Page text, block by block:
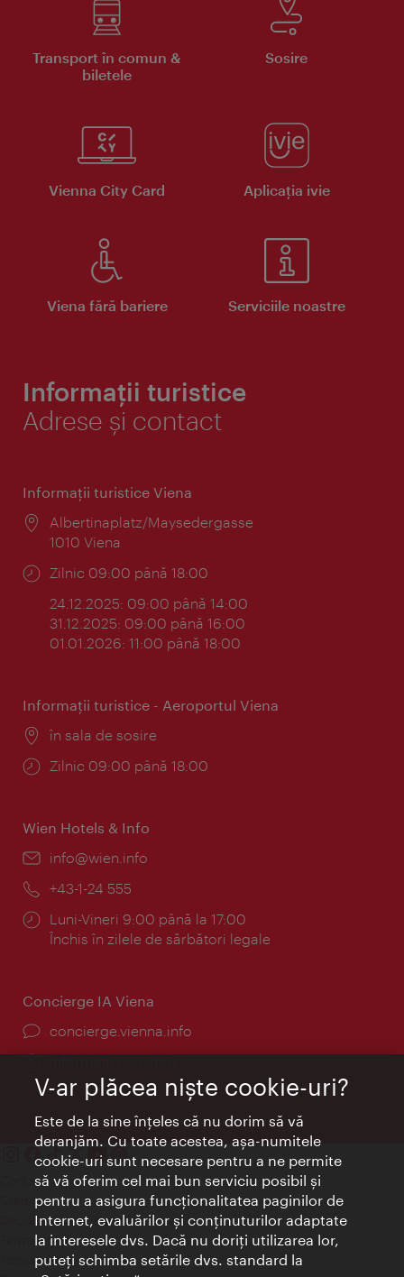
Transport în comun &
biletele
Sosire
Vienna City Card Aplicaţia ivie
Viena fără bariere Serviciile noastre
Informații turistice
Adrese și contact
Informaţii turistice Viena
Locul:
Albertinaplatz/Maysedergasse
1010 Viena
Program:
Zilnic 09:00 până 18:00
24.12.2025: 09:00 până 14:00
31.12.2025: 09:00 până 16:00
01.01.2026: 11:00 până 18:00
Informaţii turistice - Aeroportul Viena
Locul:
în sala de sosire
Program:
Zilnic 09:00 până 18:00
Wien Hotels & Info
E-
info@wien.info
Telefon:
+43-1-24 555
Program:
Luni-Vineri 9:00 până la 17:00
Închis în zilele de sărbători legale
Concierge IA Viena
concierge.vienna.info
Contact
Credits
Declaraţie privind protecţia datelor
Terms of Use
Accesibilitate
V-ar plăcea nişte cookie-uri?
Este de la sine înţeles că nu dorim să vă
deranjăm. Cu toate acestea, aşa-numitele
cookie-uri sunt necesare pentru a ne permite
să vă oferim cel mai bun serviciu posibil şi
pentru a asigura funcţionalitatea paginilor de
Internet, evaluărilor şi conţinuturilor adaptate
la interesele dvs. Dacă nu doriţi utilizarea lor,
puteţi schimba setările dvs. standard la